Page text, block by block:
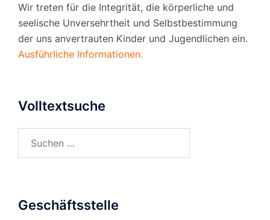
Wir treten für die Integrität, die körperliche und
seelische Unversehrtheit und Selbstbestimmung
der uns anvertrauten Kinder und Jugendlichen ein.
Ausführliche Informationen.
Volltextsuche
nach:
Geschäftsstelle